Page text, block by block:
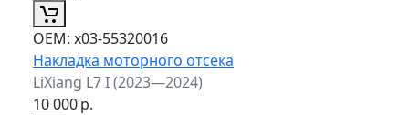
ОЕМ: x03-55320016
Накладка моторного отсека
LiXiang L7 I (2023—2024)
10 000р.